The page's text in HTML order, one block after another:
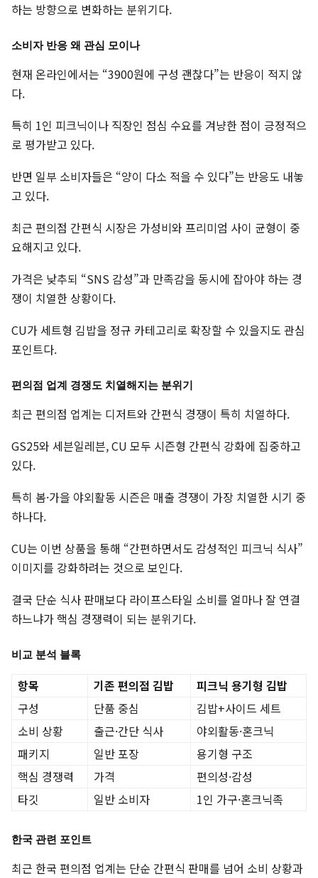
하는 방향으로 변화하는 분위기다.
소비자 반응 왜 관심 모이나
현재 온라인에서는 “3900원에 구성 괜찮다”는 반응이 적지 않
다.
특히 1인 피크닉이나 직장인 점심 수요를 겨냥한 점이 긍정적으
로 평가받고 있다.
반면 일부 소비자들은 “양이 다소 적을 수 있다”는 반응도 내놓
고 있다.
최근 편의점 간편식 시장은 가성비와 프리미엄 사이 균형이 중
요해지고 있다.
가격은 낮추되 “SNS 감성”과 만족감을 동시에 잡아야 하는 경
쟁이 치열한 상황이다.
CU가 세트형 김밥을 정규 카테고리로 확장할 수 있을지도 관심
포인트다.
편의점 업계 경쟁도 치열해지는 분위기
최근 편의점 업계는 디저트와 간편식 경쟁이 특히 치열하다.
GS25와 세븐일레븐, CU 모두 시즌형 간편식 강화에 집중하고
있다.
특히 봄·가을 야외활동 시즌은 매출 경쟁이 가장 치열한 시기 중
하나다.
CU는 이번 상품을 통해 “간편하면서도 감성적인 피크닉 식사”
이미지를 강화하려는 것으로 보인다.
결국 단순 식사 판매보다 라이프스타일 소비를 얼마나 잘 연결
하느냐가 핵심 경쟁력이 되는 분위기다.
비교 분석 블록
항목 기존 편의점 김밥
피크닉 용기형 김밥
구성
단품 중심
김밥+사이드 세트
소비 상황
출근·간단 식사
야외활동·혼크닉
패키지
일반 포장
용기형 구조
핵심 경쟁력
가격
편의성·감성
타깃
일반 소비자 1인 가구·혼크닉족
한국 관련 포인트
최근 한국 편의점 업계는 단순 간편식 판매를 넘어 소비 상황과